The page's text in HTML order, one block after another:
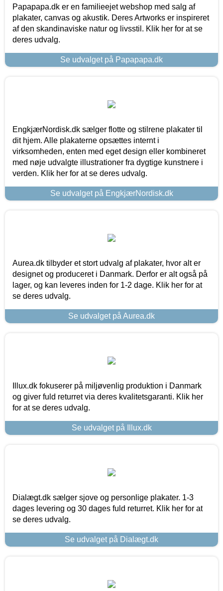
Papapapa.dk er en familieejet webshop med salg af
plakater, canvas og akustik. Deres Artworks er inspireret
af den skandinaviske natur og livsstil. Klik her for at se
deres udvalg.
Se udvalget på Papapapa.dk
EngkjærNordisk.dk sælger flotte og stilrene plakater til
dit hjem. Alle plakaterne opsættes internt i
virksomheden, enten med eget design eller kombineret
med nøje udvalgte illustrationer fra dygtige kunstnere i
verden. Klik her for at se deres udvalg.
Se udvalget på EngkjærNordisk.dk
Aurea.dk tilbyder et stort udvalg af plakater, hvor alt er
designet og produceret i Danmark. Derfor er alt også på
lager, og kan leveres inden for 1-2 dage. Klik her for at
se deres udvalg.
Se udvalget på Aurea.dk
Illux.dk fokuserer på miljøvenlig produktion i Danmark
og giver fuld returret via deres kvalitetsgaranti. Klik her
for at se deres udvalg.
Se udvalget på Illux.dk
Dialægt.dk sælger sjove og personlige plakater. 1-3
dages levering og 30 dages fuld returret. Klik her for at
se deres udvalg.
Se udvalget på Dialægt.dk